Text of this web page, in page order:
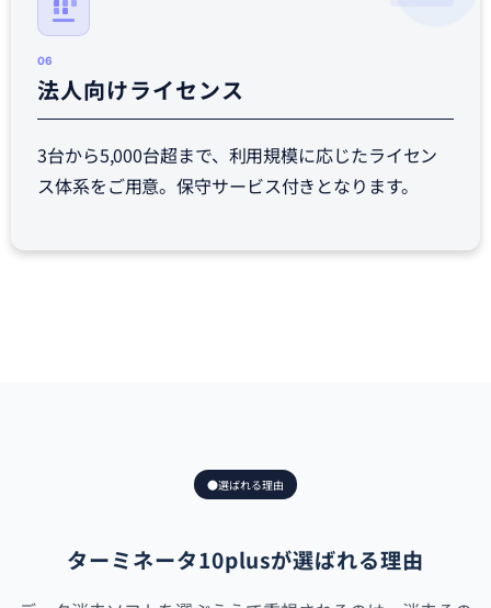
06
法人向けライセンス
3台から5,000台超まで、利用規模に応じたライセン
ス体系をご用意。保守サービス付きとなります。
●選ばれる理由
ターミネータ10plusが選ばれる理由